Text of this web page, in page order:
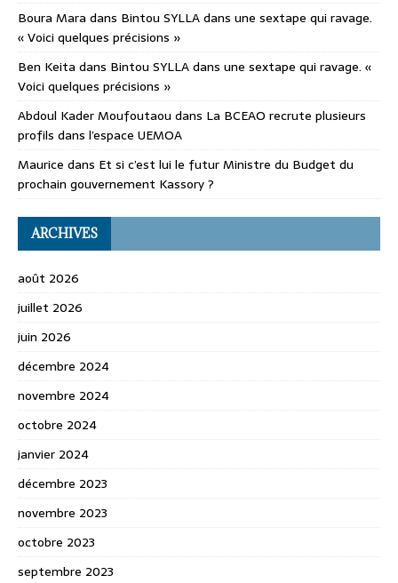
Boura Mara dans Bintou SYLLA dans une sextape qui ravage.
« Voici quelques précisions »
Ben Keita dans Bintou SYLLA dans une sextape qui ravage. «
Voici quelques précisions »
Abdoul Kader Moufoutaou dans La BCEAO recrute plusieurs
profils dans l’espace UEMOA
Maurice dans Et si c’est lui le futur Ministre du Budget du
prochain gouvernement Kassory ?
ARCHIVES
août 2026
juillet 2026
juin 2026
décembre 2024
novembre 2024
octobre 2024
janvier 2024
décembre 2023
novembre 2023
octobre 2023
septembre 2023